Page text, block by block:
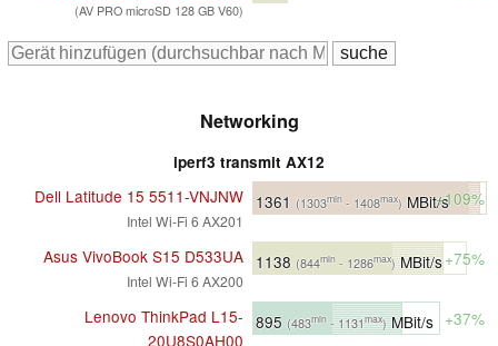
(AV PRO microSD 128 GB V60)
Networking
iperf3 transmit AX12
Dell Latitude 15 5511-VNJNW
Intel Wi-Fi 6 AX201
1361 (1303min - 1408max) MBit/s+109%
Asus VivoBook S15 D533UA
Intel Wi-Fi 6 AX200
1138 (844min - 1286max)MBit/s+75%
Lenovo ThinkPad L15-
20U8S0AH00
895 (483min - 1131max)MBit/s +37%